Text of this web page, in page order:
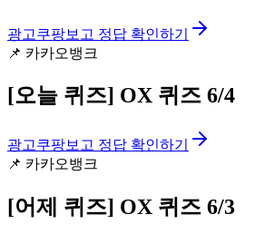
광고쿠팡보고 정답 확인하기
📌 카카오뱅크
[오늘 퀴즈] OX 퀴즈 6/4
광고쿠팡보고 정답 확인하기
📌 카카오뱅크
[어제 퀴즈] OX 퀴즈 6/3